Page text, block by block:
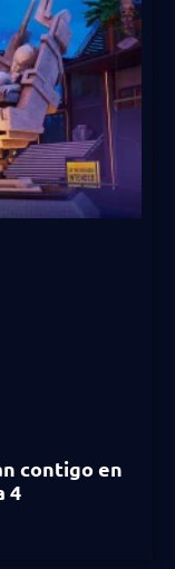
contigo en
4